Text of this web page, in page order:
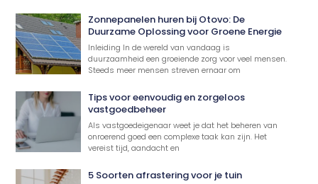
Zonnepanelen huren bij Otovo: De
Duurzame Oplossing voor Groene Energie
Inleiding In de wereld van vandaag is
duurzaamheid een groeiende zorg voor veel mensen.
Steeds meer mensen streven ernaar om
Tips voor eenvoudig en zorgeloos
vastgoedbeheer
Als vastgoedeigenaar weet je dat het beheren van
onroerend goed een complexe taak kan zijn. Het
vereist tijd, aandacht en
5 Soorten afrastering voor je tuin